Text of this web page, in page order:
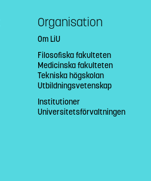
Organisation
Om LiU
Filosofiska fakulteten
Medicinska fakulteten
Tekniska högskolan
Utbildningsvetenskap
Institutioner
Universitetsförvaltningen